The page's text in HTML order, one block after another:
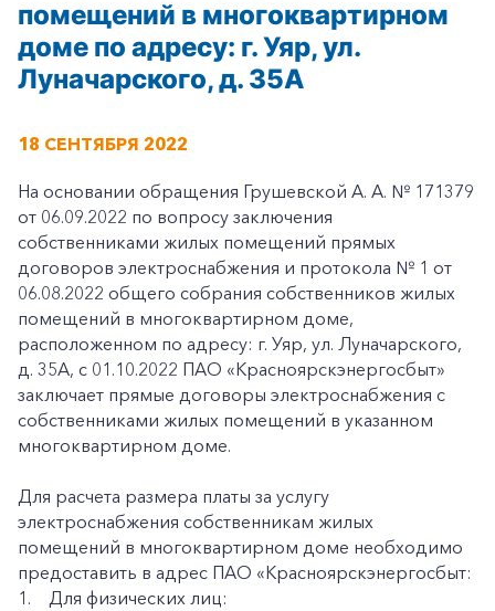
помещений в многоквартирном
доме по адресу: г. Уяр, ул.
Луначарского, д. 35А
18 СЕНТЯБРЯ 2022
На основании обращения Грушевской А. А. № 171379
от 06.09.2022 по вопросу заключения
собственниками жилых помещений прямых
договоров электроснабжения и протокола № 1 от
06.08.2022 общего собрания собственников жилых
помещений в многоквартирном доме,
расположенном по адресу: г. Уяр, ул. Луначарского,
д. 35А, с 01.10.2022 ПАО «Красноярскэнергосбыт»
заключает прямые договоры электроснабжения с
собственниками жилых помещений в указанном
многоквартирном доме.
Для расчета размера платы за услугу
электроснабжения собственникам жилых
помещений в многоквартирном доме необходимо
предоставить в адрес ПАО «Красноярскэнергосбыт:
1. Для физических лиц: